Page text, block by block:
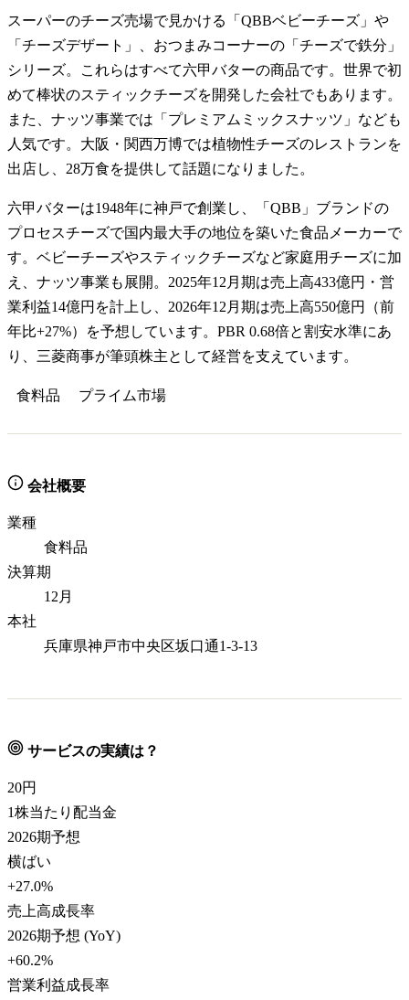
スーパーのチーズ売場で見かける「QBBベビーチーズ」や
「チーズデザート」、おつまみコーナーの「チーズで鉄分」
シリーズ。これらはすべて六甲バターの商品です。世界で初
めて棒状のスティックチーズを開発した会社でもあります。
また、ナッツ事業では「プレミアムミックスナッツ」なども
人気です。大阪・関西万博では植物性チーズのレストランを
出店し、28万食を提供して話題になりました。
六甲バターは1948年に神戸で創業し、「QBB」ブランドの
プロセスチーズで国内最大手の地位を築いた食品メーカーで
す。ベビーチーズやスティックチーズなど家庭用チーズに加
え、ナッツ事業も展開。2025年12月期は売上高433億円・営
業利益14億円を計上し、2026年12月期は売上高550億円（前
年比+27%）を予想しています。PBR 0.68倍と割安水準にあ
り、三菱商事が筆頭株主として経営を支えています。
食料品 プライム市場
会社概要
業種
食料品
決算期
12月
本社
兵庫県神戸市中央区坂口通1-3-13
サービスの実績は？
20円
1株当たり配当金
2026期予想
横ばい
+27.0%
売上高成長率
2026期予想 (YoY)
+60.2%
営業利益成長率